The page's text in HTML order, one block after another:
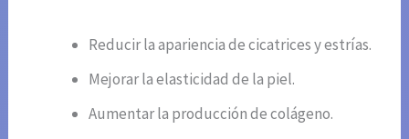
Reducir la apariencia de cicatrices y estrías.
Mejorar la elasticidad de la piel.
Aumentar la producción de colágeno.